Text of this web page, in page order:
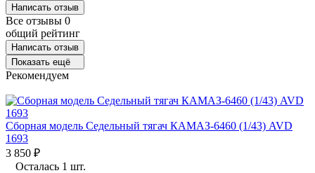
Написать отзыв
Все отзывы 0
общий рейтинг
Написать отзыв
Показать ещё
Рекомендуем
Сборная модель Седельный тягач КАМАЗ-6460 (1/43) AVD
1693
3 850 ₽
Осталась 1 шт.